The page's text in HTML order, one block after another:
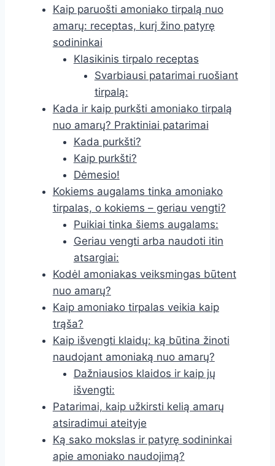
Kaip paruošti amoniako tirpalą nuo
amarų: receptas, kurį žino patyrę
sodininkai
Klasikinis tirpalo receptas
Svarbiausi patarimai ruošiant
tirpalą:
Kada ir kaip purkšti amoniako tirpalą
nuo amarų? Praktiniai patarimai
Kada purkšti?
Kaip purkšti?
Dėmesio!
Kokiems augalams tinka amoniako
tirpalas, o kokiems – geriau vengti?
Puikiai tinka šiems augalams:
Geriau vengti arba naudoti itin
atsargiai:
Kodėl amoniakas veiksmingas būtent
nuo amarų?
Kaip amoniako tirpalas veikia kaip
trąša?
Kaip išvengti klaidų: ką būtina žinoti
naudojant amoniaką nuo amarų?
Dažniausios klaidos ir kaip jų
išvengti:
Patarimai, kaip užkirsti kelią amarų
atsiradimui ateityje
Ką sako mokslas ir patyrę sodininkai
apie amoniako naudojimą?